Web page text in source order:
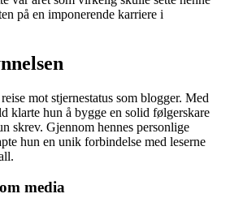
på en imponerende karriere i
mot stjernestatus som blogger. Med
klarte hun å bygge en solid følgerskare
skrev. Gjennom hennes personlige
hun en unik forbindelse med leserne
media